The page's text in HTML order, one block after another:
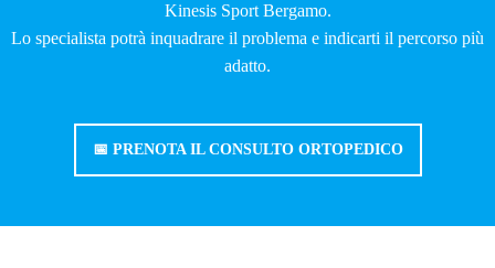
Kinesis Sport Bergamo.
Lo specialista potrà inquadrare il problema e indicarti il percorso più
adatto.
📅 PRENOTA IL CONSULTO ORTOPEDICO